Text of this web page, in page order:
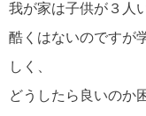
我が家は子供が３人
酷くはないのですが
しく、
どうしたら良いのか